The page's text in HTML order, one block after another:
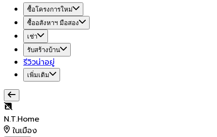
ซื้อโครงการใหม่
ซื้ออสังหาฯ มือสอง
เช่า
รับสร้างบ้าน
รีวิวน่าอยู่
เพิ่มเติม
N.T.Home
ในเมือง